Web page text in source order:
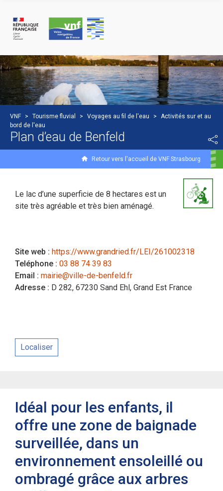
VNF > Tourisme fluvial > Voyages au fil de l'eau >
Activités sur et au
bord de l'eau
Plan d’eau de Benfeld
Retour vers l'accueil de VNF Strasbourg
Le lac d’une superficie de 8 hectares est un
site très agréable et très bien aménagé.
Site web : https://www.grandried.fr/LEI/261002318
Teléphone : 03 88 74 39 83
Email : mairie@ville-de-benfeld.fr
Adresse : D 282, 67230 Sand Ehl, Grand Est France
Localiser
Idéal pour les enfants, il
offre une zone de baignade
surveillée, dans un
environnement ensoleillé ou
ombragé grâce aux arbres